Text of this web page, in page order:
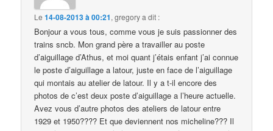
Le14-08-2013 à 00:21,gregorya dit :
Bonjour a vous tous, comme vous je suis passionner des
trains sncb. Mon grand père a travailler au poste
d’aiguillage d’Athus, et moi quant j’étais enfant j’ai connue
le poste d’aiguillage a latour, juste en face de l’aiguillage
qui montais au atelier de latour. Il y a t-il encore des
photos de c’est deux poste d’aiguillage a l’heure actuelle.
Avez vous d’autre photos des ateliers de latour entre
1929 et 1950???? Et que deviennent nos micheline??? Il